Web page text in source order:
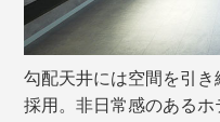
勾配天井には空間を引
採用。非日常感のあるホ